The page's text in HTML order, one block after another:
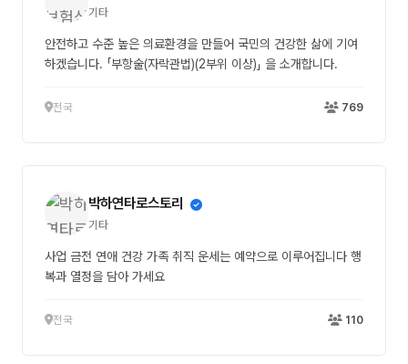
기타
안전하고 수준 높은 의료환경을 만들어 국민의 건강한 삶에 기여
하겠습니다. 「부항술(자락관법)(2부위 이상)」 을 소개합니다.
전국 769
박하연타로스토리
기타
사업 금전 연애 건강 가족 취직 운세는 예약으로 이루어집니다 행
복과 열정을 담아 가세요
전국 110